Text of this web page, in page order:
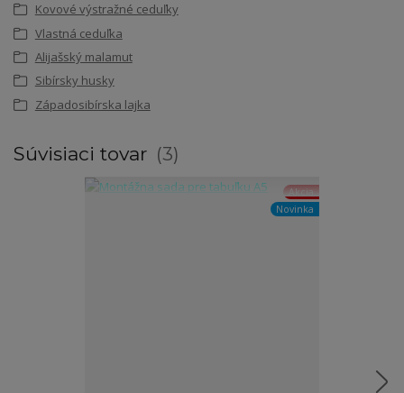
Kovové výstražné ceduľky
Vlastná ceduľka
Alijašský malamut
Sibírsky husky
Západosibírska lajka
Súvisiaci tovar 3
Akcia
Novinka